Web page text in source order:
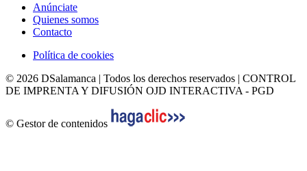
Anúnciate
Quienes somos
Contacto
Política de cookies
© 2026 DSalamanca | Todos los derechos reservados | CONTROL
DE IMPRENTA Y DIFUSIÓN OJD INTERACTIVA - PGD
© Gestor de contenidos